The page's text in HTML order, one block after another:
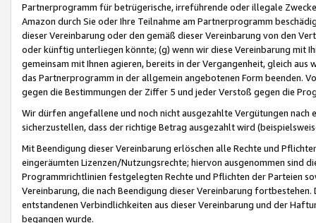
Partnerprogramm für betrügerische, irreführende oder illegale
Amazon durch Sie oder Ihre Teilnahme am Partnerprogramm
dieser Vereinbarung oder den gemäß dieser Vereinbarung von den
oder künftig unterliegen könnte; (g) wenn wir diese Vereinbarung mit
gemeinsam mit Ihnen agieren, bereits in der Vergangenheit, gleich
das Partnerprogramm in der allgemein angebotenen Form beenden.
gegen die Bestimmungen der Ziffer 5 und jeder Verstoß gegen die
Wir dürfen angefallene und noch nicht ausgezahlte Vergütungen
sicherzustellen, dass der richtige Betrag ausgezahlt wird
Mit Beendigung dieser Vereinbarung erlöschen alle Rechte und
eingeräumten Lizenzen/Nutzungsrechte; hiervon ausgenommen sind
Programmrichtlinien festgelegten Rechte und Pflichten der Parteien
Vereinbarung, die nach Beendigung dieser Vereinbarung
entstandenen Verbindlichkeiten aus dieser Vereinbarung und der
begangen wurde.